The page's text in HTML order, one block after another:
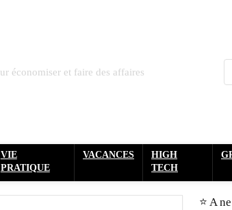
économiser et faire des affaires
VIE
PRATIQUE
VACANCES
HIGH
TECH
⭐️ A